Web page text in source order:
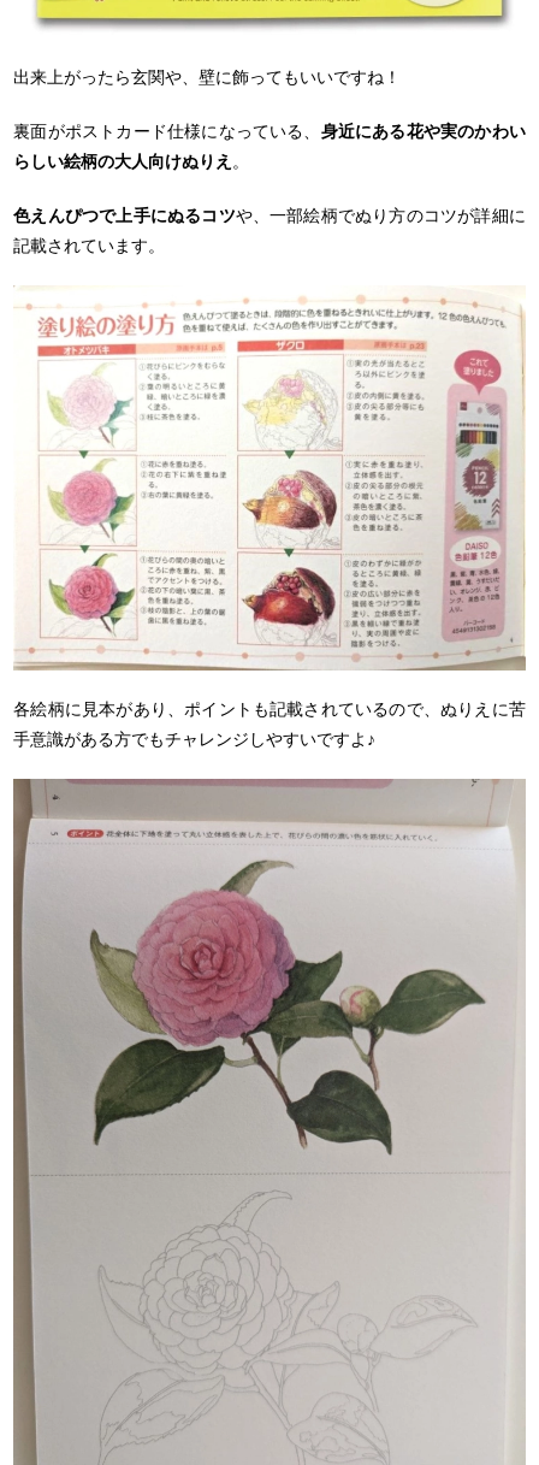
出来上がったら玄関や、壁に飾ってもいいですね！
裏面がポストカード仕様になっている、 身近にある花や実のかわい
らしい絵柄の大人向けぬりえ 。
色えんぴつで上手にぬるコツや、一部絵柄でぬり方のコツが詳細に
記載されています。
各絵柄に見本があり、ポイントも記載されているので、ぬりえに苦
手意識がある方でもチャレンジしやすいですよ♪